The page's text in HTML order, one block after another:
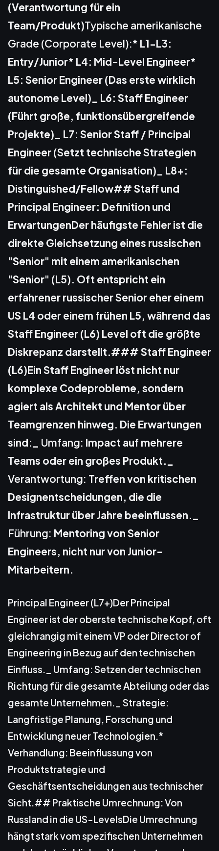
(Verantwortung für ein
Team/Produkt)Typische amerikanische
Grade (Corporate Level):* L1-L3:
Entry/Junior* L4: Mid-Level Engineer*
L5: Senior Engineer (Das erste wirklich
autonome Level)_ L6: Staff Engineer
(Führt große, funktionsübergreifende
Projekte)_ L7: Senior Staff / Principal
Engineer (Setzt technische Strategien
für die gesamte Organisation)_ L8+:
Distinguished/Fellow## Staff und
Principal Engineer: Definition und
ErwartungenDer häufigste Fehler ist die
direkte Gleichsetzung eines russischen
"Senior" mit einem amerikanischen
"Senior" (L5). Oft entspricht ein
erfahrener russischer Senior eher einem
US L4 oder einem frühen L5, während das
Staff Engineer (L6) Level oft die größte
Diskrepanz darstellt.### Staff Engineer
(L6)Ein Staff Engineer löst nicht nur
komplexe Codeprobleme, sondern
agiert als Architekt und Mentor über
Teamgrenzen hinweg. Die Erwartungen
sind:_ Umfang: Impact auf mehrere
Teams oder ein großes Produkt._
Verantwortung: Treffen von kritischen
Designentscheidungen, die die
Infrastruktur über Jahre beeinflussen._
Führung: Mentoring von Senior
Engineers, nicht nur von Junior-
Mitarbeitern.
Principal Engineer (L7+)Der Principal
Engineer ist der oberste technische Kopf, oft
gleichrangig mit einem VP oder Director of
Engineering in Bezug auf den technischen
Einfluss._ Umfang:Setzen der technischen
Richtung für die gesamte Abteilung oder das
gesamte Unternehmen._ Strategie:
Langfristige Planung, Forschung und
Entwicklung neuer Technologien.*
Verhandlung: Beeinflussung von
Produktstrategie und
Geschäftsentscheidungen aus technischer
Sicht.## Praktische Umrechnung: Von
Russland in die US-LevelsDie Umrechnung
hängt stark vom spezifischen Unternehmen